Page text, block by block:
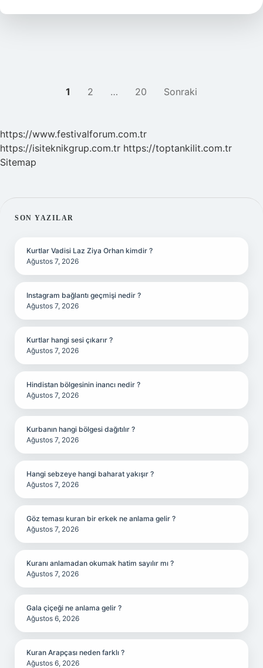
gerekli
1 2 … 20 Sonraki
https://www.festivalforum.com.tr
https://isiteknikgrup.com.tr https://toptankilit.com.tr
Sitemap
SIDEBAR
SON YAZILAR
Kurtlar Vadisi Laz Ziya Orhan kimdir ?
Ağustos 7, 2026
Instagram bağlantı geçmişi nedir ?
Ağustos 7, 2026
Kurtlar hangi sesi çıkarır ?
Ağustos 7, 2026
Hindistan bölgesinin inancı nedir ?
Ağustos 7, 2026
Kurbanın hangi bölgesi dağıtılır ?
Ağustos 7, 2026
Hangi sebzeye hangi baharat yakışır ?
Ağustos 7, 2026
Göz teması kuran bir erkek ne anlama gelir ?
Ağustos 7, 2026
Kuranı anlamadan okumak hatim sayılır mı ?
Ağustos 7, 2026
Gala çiçeği ne anlama gelir ?
Ağustos 6, 2026
Kuran Arapçası neden farklı ?
Ağustos 6, 2026